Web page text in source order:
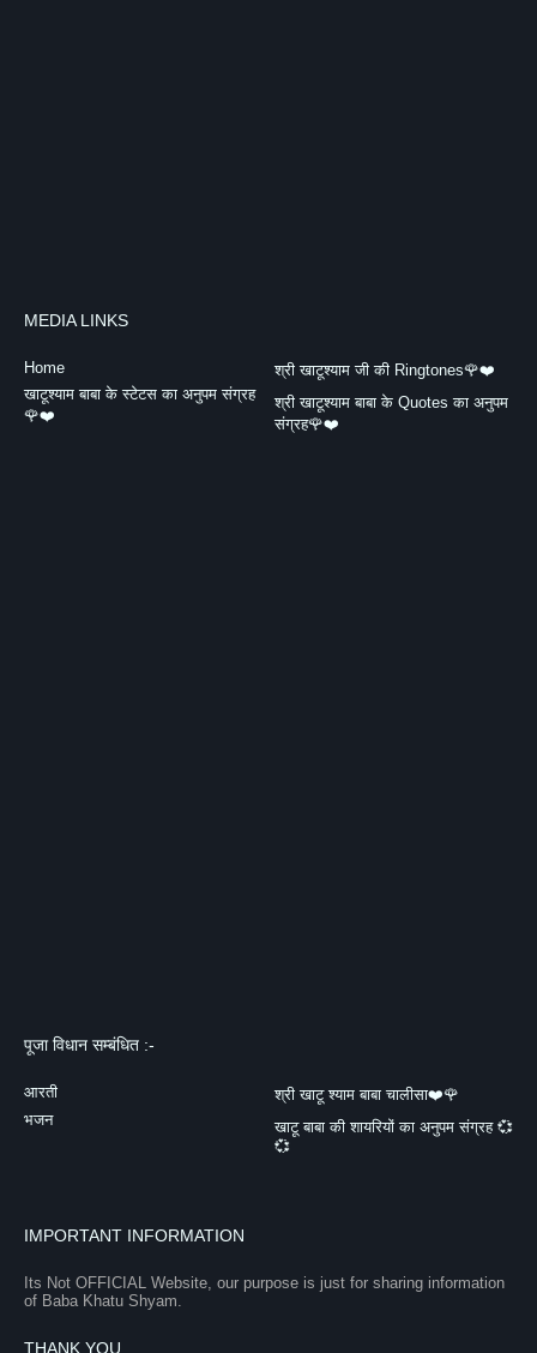
MEDIA LINKS
Home
श्री खाटूश्याम जी की Ringtones🌹❤️
खाटूश्याम बाबा के स्टेटस का अनुपम संग्रह
🌹❤️
श्री खाटूश्याम बाबा के Quotes का अनुपम
संग्रह🌹❤️
पूजा विधान सम्बंधित :-
आरती
श्री खाटू श्याम बाबा चालीसा❤️🌹
भजन
खाटू बाबा की शायरियों का अनुपम संग्रह 💞
💞
IMPORTANT INFORMATION
Its Not OFFICIAL Website, our purpose is just for sharing information
of Baba Khatu Shyam.
THANK YOU